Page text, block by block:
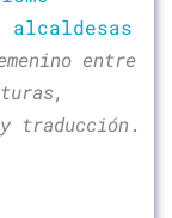
entre
traducción .